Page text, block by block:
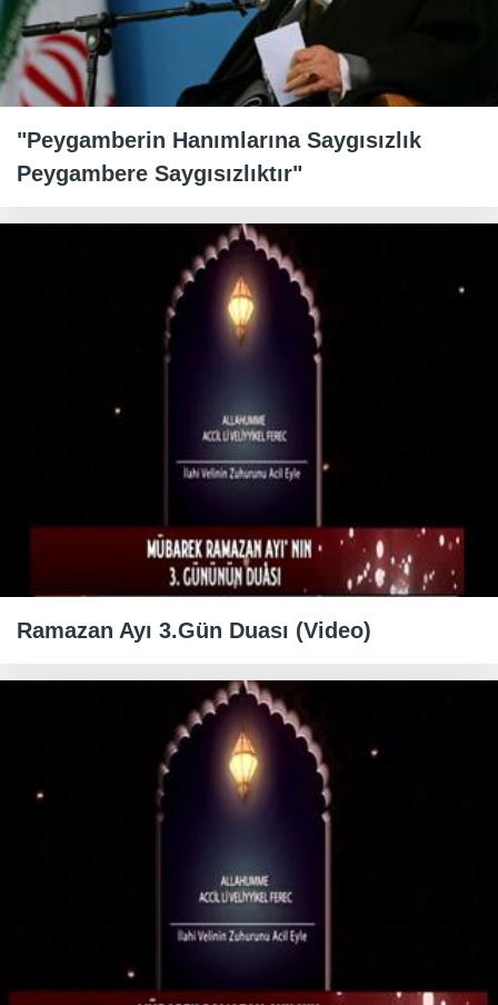
"Peygamberin Hanımlarına Saygısızlık
Peygambere Saygısızlıktır"
Ramazan Ayı 3.Gün Duası (Video)